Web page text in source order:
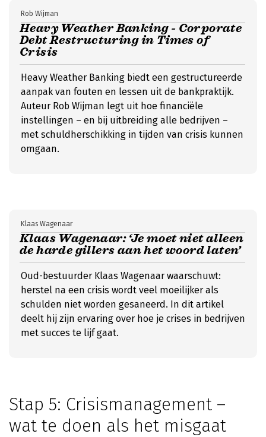
Heavy Weather Banking - Corporate
Debt Restructuring in Times of
Crisis
Rob Wijman
Heavy Weather Banking biedt een gestructureerde
aanpak van fouten en lessen uit de bankpraktijk.
Auteur Rob Wijman legt uit hoe financiële
instellingen – en bij uitbreiding alle bedrijven –
met schuldherschikking in tijden van crisis kunnen
omgaan.
Klaas Wagenaar: ‘Je moet niet alleen
de harde gillers aan het woord laten’
Klaas Wagenaar
Oud-bestuurder Klaas Wagenaar waarschuwt:
herstel na een crisis wordt veel moeilijker als
schulden niet worden gesaneerd. In dit artikel
deelt hij zijn ervaring over hoe je crises in bedrijven
met succes te lijf gaat.
Stap 5: Crisismanagement –
wat te doen als het misgaat